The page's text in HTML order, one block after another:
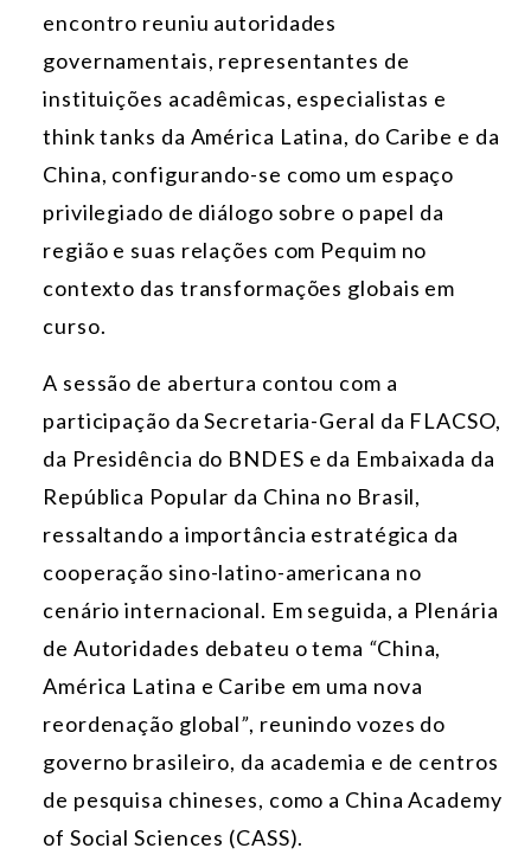
encontro reuniu autoridades
governamentais, representantes de
instituições acadêmicas, especialistas e
think tanks da América Latina, do Caribe e da
China, configurando-se como um espaço
privilegiado de diálogo sobre o papel da
região e suas relações com Pequim no
contexto das transformações globais em
curso.
A sessão de abertura contou com a
participação da Secretaria-Geral da FLACSO,
da Presidência do BNDES e da Embaixada da
República Popular da China no Brasil,
ressaltando a importância estratégica da
cooperação sino-latino-americana no
cenário internacional. Em seguida, a Plenária
de Autoridades debateu o tema “China,
América Latina e Caribe em uma nova
reordenação global”, reunindo vozes do
governo brasileiro, da academia e de centros
de pesquisa chineses, como a China Academy
of Social Sciences (CASS).